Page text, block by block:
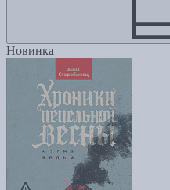
Новинка